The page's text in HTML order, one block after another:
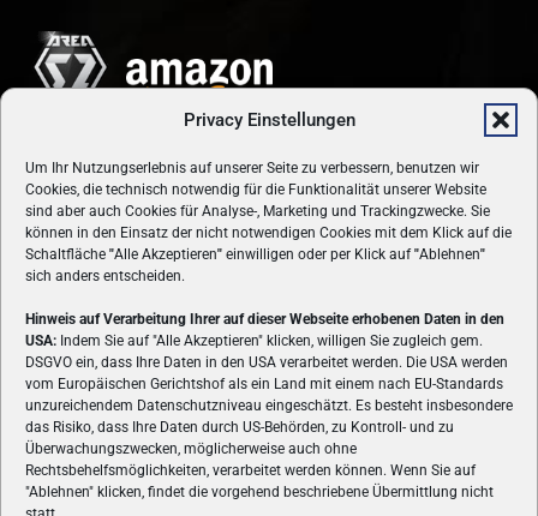
Privacy Einstellungen
Um Ihr Nutzungserlebnis auf unserer Seite zu verbessern, benutzen wir
Cookies, die technisch notwendig für die Funktionalität unserer Website
sind aber auch Cookies für Analyse-, Marketing und Trackingzwecke. Sie
können in den Einsatz der nicht notwendigen Cookies mit dem Klick auf die
Schaltfläche "Alle Akzeptieren" einwilligen oder per Klick auf"Ablehnen"
sich anders entscheiden.
Hinweis auf Verarbeitung Ihrer auf dieser Webseite erhobenen Daten in den
USA: Indem Sie auf "Alle Akzeptieren" klicken, willigen Sie zugleich gem.
DSGVO ein, dass Ihre Daten in den USA verarbeitet werden. Die USA werden
vom Europäischen Gerichtshof als ein Land mit einem nach EU-Standards
unzureichendem Datenschutzniveau eingeschätzt. Es besteht insbesondere
das Risiko, dass Ihre Daten durch US-Behörden, zu Kontroll- und zu
Überwachungszwecken, möglicherweise auch ohne
Rechtsbehelfsmöglichkeiten, verarbeitet werden können. Wenn Sie auf
"Ablehnen" klicken, findet die vorgehend beschriebene Übermittlung nicht
ÜBER UNS
VON GAMERN, FÜR GAMER! Gamers.at ist das älteste Online-
Spielemagazin Österreichs und bringt täglich aktuelle News,
Reviews und Videos zu PC- und Konsolenspielen, Gaming-
Hardware und aus der Welt des e-Sport's.